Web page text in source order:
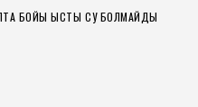
БОЙЫ ЫСТЫҚ СУ БОЛМАЙДЫ